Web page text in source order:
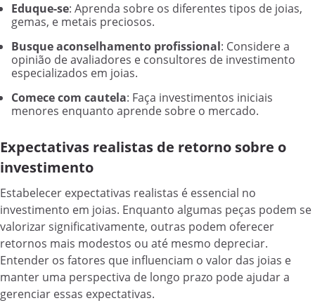
Eduque-se: Aprenda sobre os diferentes tipos de joias,
gemas, e metais preciosos.
Busque aconselhamento profissional: Considere a
opinião de avaliadores e consultores de investimento
especializados em joias.
Comece com cautela: Faça investimentos iniciais
menores enquanto aprende sobre o mercado.
Expectativas realistas de retorno sobre o
investimento
Estabelecer expectativas realistas é essencial no
investimento em joias. Enquanto algumas peças podem se
valorizar significativamente, outras podem oferecer
retornos mais modestos ou até mesmo depreciar.
Entender os fatores que influenciam o valor das joias e
manter uma perspectiva de longo prazo pode ajudar a
gerenciar essas expectativas.